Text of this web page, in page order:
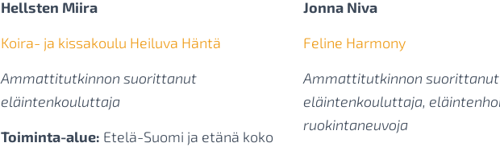
Hellsten Miira
Koira- ja kissakoulu Heiluva Häntä
Ammattitutkinnon suorittanut
eläintenkouluttaja
Toiminta-alue: Etelä-Suomi ja etänä koko
Jonna Niva
Feline Harmony
Ammattitutkinnon suorittanut
eläintenkouluttaja,
ruokintaneuvoja